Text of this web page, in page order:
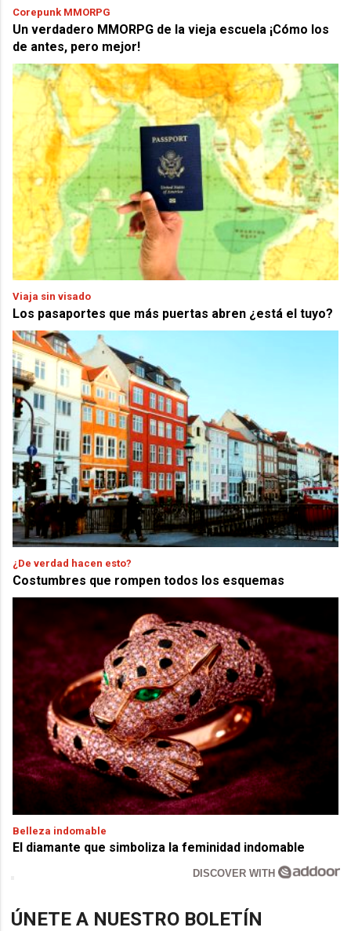
Corepunk MMORPG
Un verdadero MMORPG de la vieja escuela ¡Cómo los
de antes, pero mejor!
Viaja sin visado
Los pasaportes que más puertas abren ¿está el tuyo?
¿De verdad hacen esto?
Costumbres que rompen todos los esquemas
Belleza indomable
El diamante que simboliza la feminidad indomable
DISCOVER WITH
ÚNETE A NUESTRO BOLETÍN